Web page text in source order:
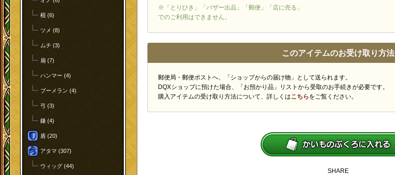
棍 (6)
ツメ (8)
ムチ (3)
扇 (7)
ハンマー (4)
ブーメラン (4)
弓 (3)
鎌 (4)
盾 (20)
アタマ (307)
ウィッグ (44)
※「とりひき」「バザー出品」「郵便」「店に売る」
でのご利用はできません。
このアイテムのお受け取り方法
郵便局・郵便ポストへ、「ショップからの届け物」として送られます。
DQXショップに預けた場合、「お預かり品」リストから受取のお手続きが必要です。
購入アイテムの受け取り方法について、詳しくはこちらをご覧ください。
SHARE